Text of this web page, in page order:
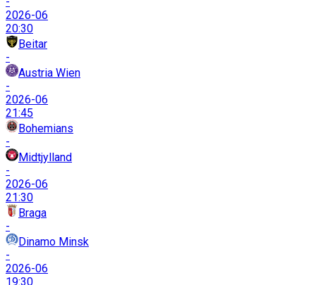
2026-06
20:30
Beitar
-
Austria Wien
-
2026-06
21:45
Bohemians
-
Midtjylland
-
2026-06
21:30
Braga
-
Dinamo Minsk
-
2026-06
19:30